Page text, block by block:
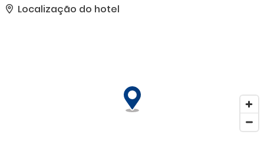
instalações do estabelecimento contam com um bonito jardim e
um parque infantil. A lista de serviços oferecidos conta ainda com
Localização do hotel